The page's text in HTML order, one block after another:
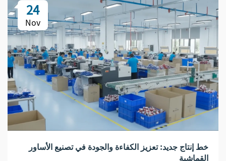
24
Nov
خط إنتاج جديد: تعزيز الكفاءة والجودة في تصنيع الأساور
القماشية